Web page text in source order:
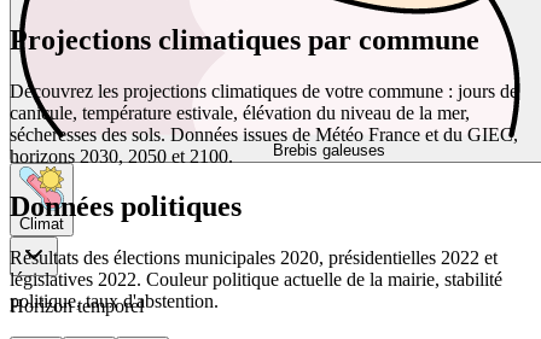
Brebis galeuses
Climat
Horizon temporel
Projections climatiques par commune
Découvrez les projections climatiques de votre commune : jours de
canicule, température estivale, élévation du niveau de la mer,
sécheresses des sols. Données issues de Météo France et du GIEC,
horizons 2030, 2050 et 2100.
Données politiques
Résultats des élections municipales 2020, présidentielles 2022 et
législatives 2022. Couleur politique actuelle de la mairie, stabilité
politique, taux d'abstention.